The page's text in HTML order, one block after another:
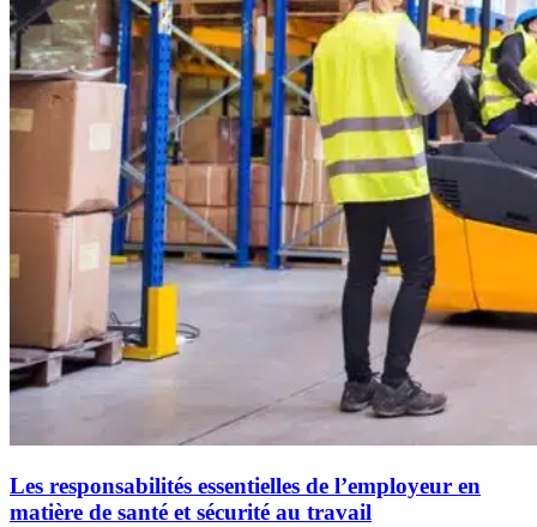
Les responsabilités essentielles de l’employeur en
matière de santé et sécurité au travail